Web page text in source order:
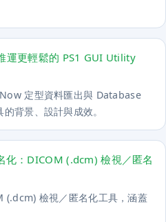
運更輕鬆的 PS1 GUI Utility
定型資料匯出與 Database
背景、設計與成效。
化：DICOM (.dcm) 檢視／匿名
檢視／匿名化工具，涵蓋